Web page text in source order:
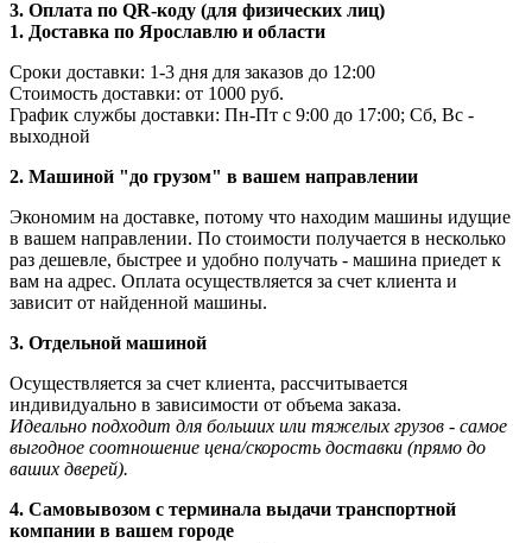
3. Оплата по QR-коду (для физических лиц)
1. Доставка по Ярославлю и области
Сроки доставки: 1-3 дня для заказов до 12:00
Стоимость доставки: от 1000 руб.
График службы доставки: Пн-Пт с 9:00 до 17:00; Сб, Вс -
выходной
2. Машиной "до грузом" в вашем направлении
Экономим на доставке, потому что находим машины идущие
в вашем направлении. По стоимости получается в несколько
раз дешевле, быстрее и удобно получать - машина приедет к
вам на адрес. Оплата осуществляется за счет клиента и
зависит от найденной машины.
3. Отдельной машиной
Осуществляется за счет клиента, рассчитывается
индивидуально в зависимости от объема заказа.
Идеально подходит для больших или тяжелых грузов - самое
выгодное соотношение цена/скорость доставки (прямо до
ваших дверей).
4. Самовывозом с терминала выдачи транспортной
компании в вашем городе